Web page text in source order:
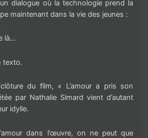
dialogue où la technologie prend la
maintenant dans la vie des jeunes :
là…
texto.
du film, « L’amour a pris son
par Nathalie Simard vient d’autant
idylle.
dans l’œuvre, on ne peut que